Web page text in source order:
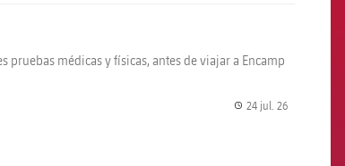
médicas y físicas, antes de viajar a Encamp
24 jul. 26